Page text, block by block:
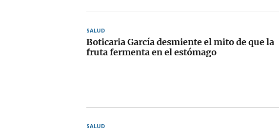
SALUD
Boticaria García desmiente el mito de que la
fruta fermenta en el estómago
SALUD